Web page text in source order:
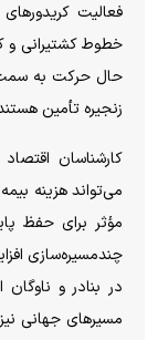
فعالیت
خطوط کشتیرانی و
حال حرکت به سمت
زنجیره تأمین
کارشناسان
می‌تواند هزینه
مؤثر برای حفظ
چندمسیره‌سازی
در بنادر و
مسیر‌های جهانی